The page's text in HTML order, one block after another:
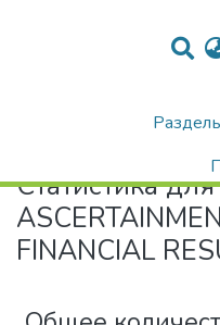
Статистика
Статистика
FINANCIAL